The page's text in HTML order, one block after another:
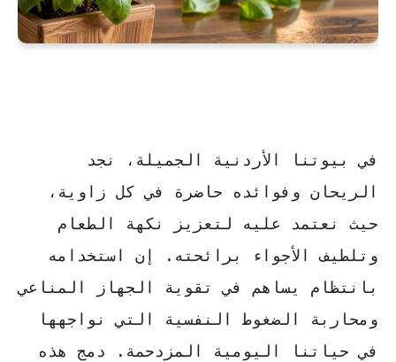
في بيوتنا الأردنية الجميلة، نجد
الريحان وفوائده حاضرة في كل زاوية،
حيث نعتمد عليه لتعزيز نكهة الطعام
وتلطيف الأجواء برائحته. إن استخدامه
بانتظام يساهم في تقوية الجهاز المناعي
ومحاربة الضغوط النفسية التي نواجهها
في حياتنا اليومية المزدحمة. دمج هذه